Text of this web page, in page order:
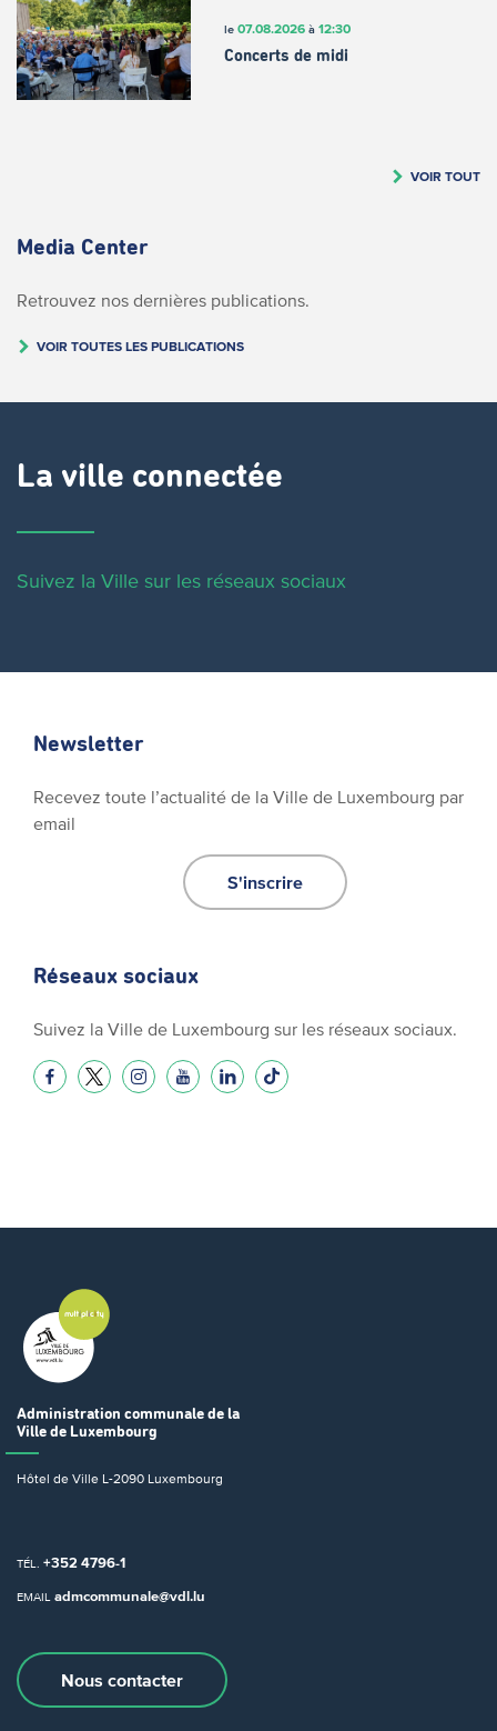
le 07.08.2026à 12:30
Concerts de midi
VOIR TOUT
Media Center
Retrouvez nos dernières publications.
VOIR TOUTES LES PUBLICATIONS
La ville connectée
Suivez la Ville sur les réseaux sociaux
Newsletter
Recevez toute l’actualité de la Ville de Luxembourg par
email
S'inscrire
Réseaux sociaux
Suivez la Ville de Luxembourg sur les réseaux sociaux.
Administration communale de la
Ville de Luxembourg
Hôtel de Ville L-2090 Luxembourg
TÉL. +352 4796-1
EMAIL admcommunale@vdl.lu
Nous contacter